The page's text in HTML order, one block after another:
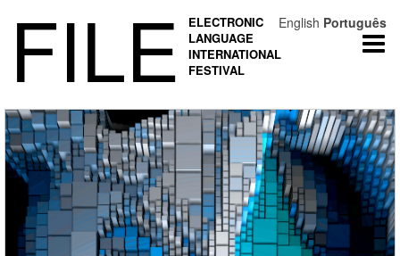
FILE
ELECTRONIC
LANGUAGE
INTERNATIONAL
FESTIVAL
English Português